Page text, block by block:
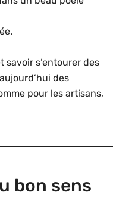
savoir s’entourer des
des
pour les artisans,
bon sens